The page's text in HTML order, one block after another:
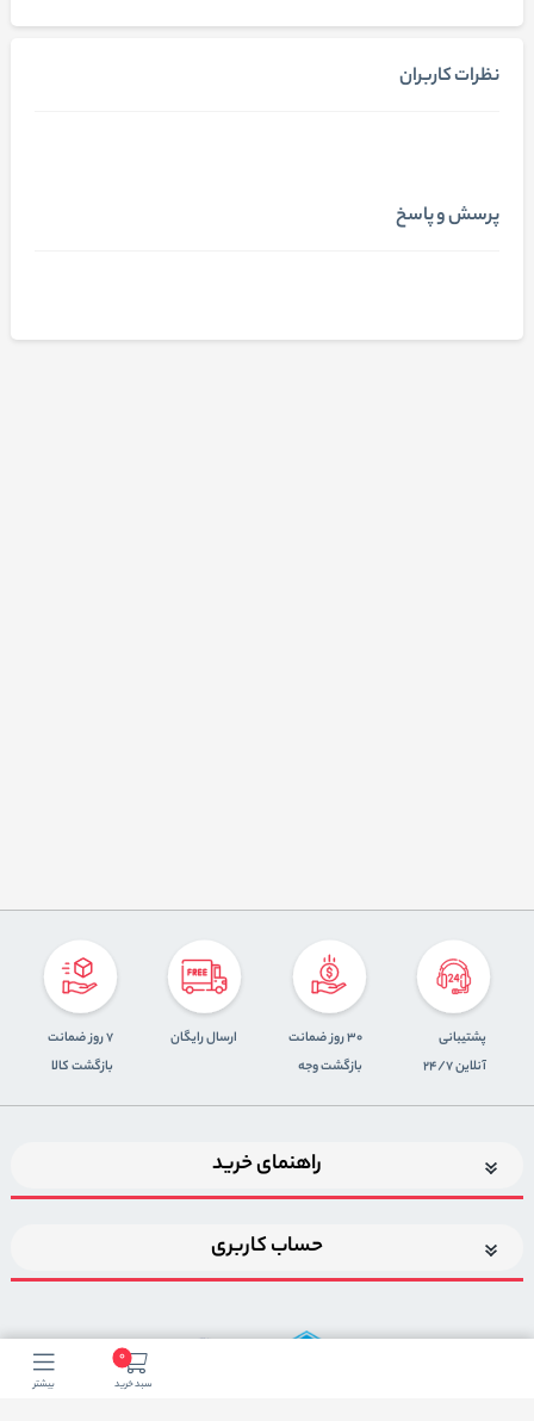
نظرات کاربران
پرسش و پاسخ
0
سبد خرید بیشتر
پشتیبانی
آنلاین 24/7
30 روز ضمانت
بازگشت وجه
ارسال رایگان
7 روز ضمانت
بازگشت کالا
راهنمای خرید
حساب کاربری